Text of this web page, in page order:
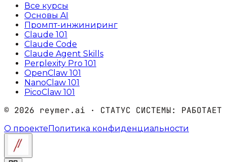
Все курсы
Основы AI
Промпт-инжиниринг
Claude 101
Claude Code
Claude Agent Skills
Perplexity Pro 101
OpenClaw 101
NanoClaw 101
PicoClaw 101
© 2026 reymer.ai · СТАТУС СИСТЕМЫ: РАБОТАЕТ
О проектеПолитика конфиденциальности